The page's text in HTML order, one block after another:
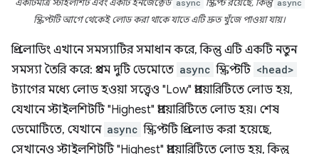
একটিমাত্র স্টাইলশিট এবং একটি ইনজেক্টেড async স্ক্রিপ্ট রয়েছে, কিন্তু async
স্ক্রিপ্টটি আগে থেকেই লোড করা থাকে যাতে এটি দ্রুত খুঁজে পাওয়া যায়।
প্রি-লোডিং এখানে সমস্যাটির সমাধান করে, কিন্তু এটি একটি নতুন
সমস্যা তৈরি করে: প্রথম দুটি ডেমোতে async স্ক্রিপ্টটি <head>
ট্যাগের মধ্যে লোড হওয়া সত্ত্বেও "Low" প্রায়োরিটিতে লোড হয়,
যেখানে স্টাইলশিটটি "Highest" প্রায়োরিটিতে লোড হয়। শেষ
ডেমোটিতে, যেখানে async স্ক্রিপ্টটি প্রি-লোড করা হয়েছে,
সেখানেও স্টাইলশিটটি "Highest" প্রায়োরিটিতে লোড হয়, কিন্তু